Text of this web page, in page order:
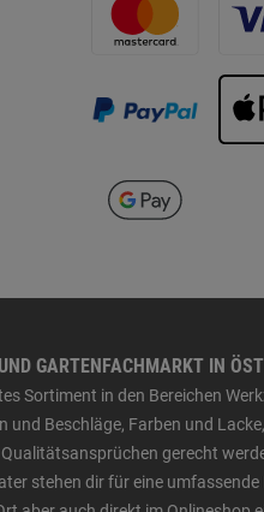
GARTENFACHMARKT IN
Sortiment in den Bereichen
und Beschläge, Farben und
gerecht
stehen dir für eine